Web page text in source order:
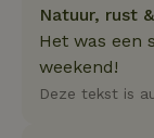
Natuur, rust
Het was een
weekend!
Deze tekst is